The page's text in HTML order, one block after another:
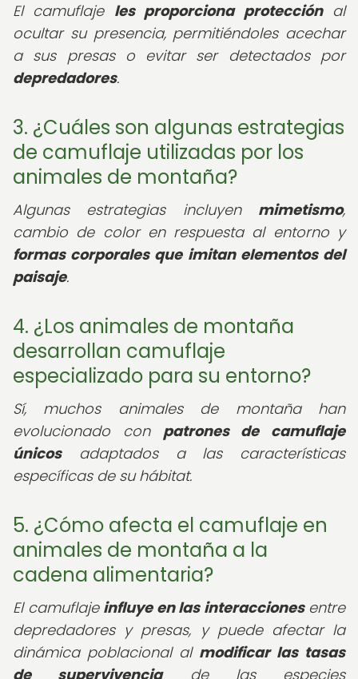
El camuflaje les proporciona protecciónal
ocultar su presencia, permitiéndoles acechar
a sus presas o evitar ser detectados por
depredadores.
3. ¿Cuáles son algunas estrategias
de camuflaje utilizadas por los
animales de montaña?
Algunas estrategias incluyen mimetismo,
cambio de color en respuesta al entorno y
formas corporales que imitan elementos del
paisaje.
4. ¿Los animales de montaña
desarrollan camuflaje
especializado para su entorno?
Sí, muchos animales de montaña han
evolucionado con patrones de camuflaje
únicosadaptados a las características
específicas de su hábitat.
5. ¿Cómo afecta el camuflaje en
animales de montaña a la
cadena alimentaria?
El camuflaje influye en las interaccionesentre
depredadores y presas, y puede afectar la
dinámica poblacional al modificar las tasas
de supervivenciade las especies